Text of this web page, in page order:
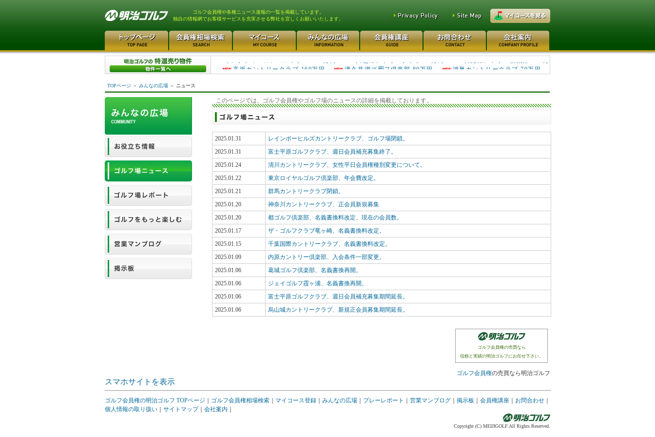
ゴルフ会員権や各種ニュース速報の一覧を掲載しています。
独自の情報網でお客様サービスを充実させる弊社を宜しくお願いいたします。
高坂カントリークラブ 160万円 津久井湖ゴルフ倶楽部 80万円 鴻巣カントリークラブ 70万円
キングフィールズゴルフク... 690万円 川越カントリークラブ 60万円
日光カンツリー倶楽部 500万
円
TOPページ ＞ みんなの広場 ＞ ニュース
このページでは、ゴルフ会員権やゴルフ場のニュースの詳細を掲載しております。
2025.01.31
レインボーヒルズカントリークラブ、ゴルフ場閉鎖。
2025.01.31
富士平原ゴルフクラブ、週日会員補充募集終了。
2025.01.24
清川カントリークラブ、女性平日会員権種別変更について。
2025.01.22
東京ロイヤルゴルフ倶楽部、年会費改定。
2025.01.21
群馬カントリークラブ閉鎖。
2025.01.20
神奈川カントリークラブ、正会員新規募集
2025.01.20
都ゴルフ倶楽部、名義書換料改定、現在の会員数。
2025.01.17
ザ・ゴルフクラブ竜ヶ崎、名義書換料改定。
2025.01.15
千葉国際カントリークラブ、名義書換料改定。
2025.01.09
内原カントリー倶楽部、入会条件一部変更。
2025.01.06
葛城ゴルフ倶楽部、名義書換再開。
2025.01.06
ジェイゴルフ霞ヶ浦、名義書換再開。
2025.01.06
富士平原ゴルフクラブ、週日会員補充募集期間延長。
2025.01.06
烏山城カントリークラブ、新規正会員募集期間延長。
ゴルフ会員権の売買なら
信頼と実績の明治ゴルフにお任せ下さい。
ゴルフ会員権の売買なら明治ゴルフ
スマホサイトを表示
ゴルフ会員権の明治ゴルフ TOPページ ゴルフ会員権相場検索 マイコース登録 みんなの広場 プレーレポート 営業マンブログ 掲示板 会員権講座 お問合わせ
個人情報の取り扱い
サイトマップ｜ 会社案内
Copyright (C) MEIJIGOLF.All Rights Reserved.